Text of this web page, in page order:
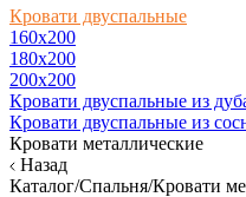
Кровати двуспальные
160х200
180x200
200x200
Кровати двуспальные из
Кровати двуспальные из
Кровати металлические
Назад
Каталог/Спальня/Кровати